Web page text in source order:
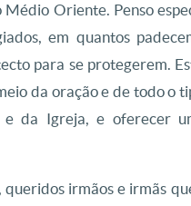
Oriente. Penso
em quantos
para se protegerem.
da oração e de todo o
da Igreja, e oferecer
queridos irmãos e irmãs